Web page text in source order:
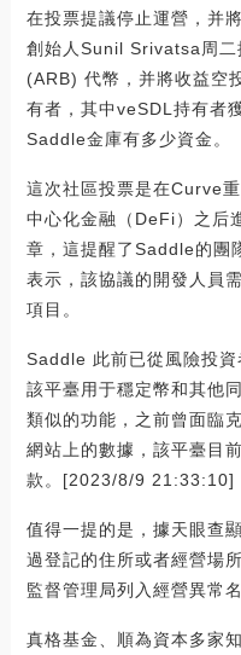
在投票提議停止運營，并
創始人Sunil Srivatsa周
(ARB) 代幣，并將收益空
有者，其中veSDL持有者
Saddle金庫有多少資金。
這次社區投票是在Curve
中心化金融（DeFi）之后
章，這提醒了Saddle的團
表示，該協議的開發人員
項目。
Saddle 此前已從風險投資
該平臺用于穩定幣和其他
類似的功能，之前曾面臨
網站上的數據，該平臺目
款。[2023/8/9 21:33:10]
值得一提的是，據天眼查
過登記的住所或者經營場
監督管理局列入經營異常名
真格基金、順為資本多家